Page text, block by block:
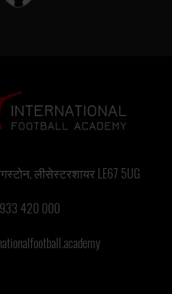
लीसेस्टरशायर LE67 5UG
420 000